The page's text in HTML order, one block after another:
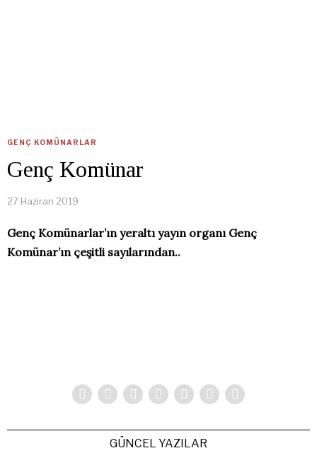
GENÇ KOMÜNARLAR
Genç Komünar
27 Haziran 2019
Genç Komünarlar’ın yeraltı yayın organı Genç
Komünar’ın çeşitli sayılarından..
GÜNCEL YAZILAR